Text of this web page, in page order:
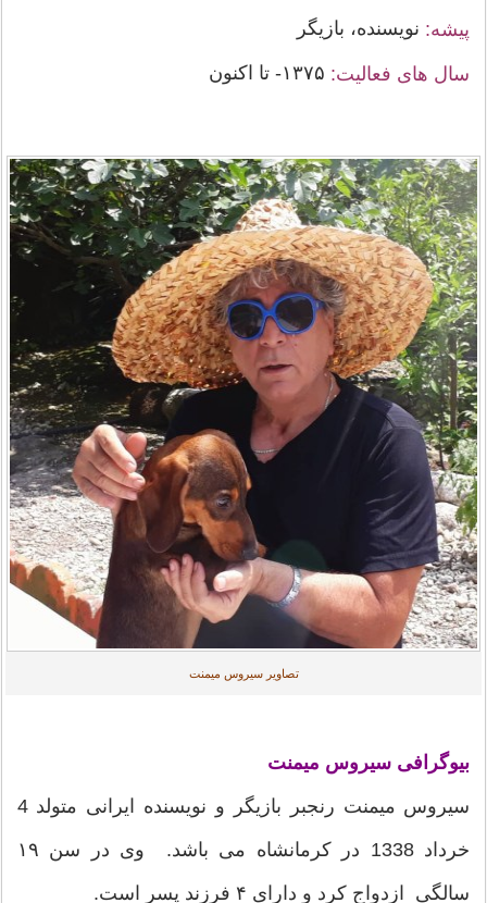
پیشه: نویسنده، بازیگر
سال های فعالیت:
تصاویر سیروس میمنت
بیوگرافی سیروس میمنت
سیروس میمنت رنجبر بازیگر و نویسنده ایرانی متولد 4
خرداد 1338 در کرمانشاه می باشد. وی در سن ۱۹
سالگی ازدواج کرد و دارای ۴ فرزند پسر است.